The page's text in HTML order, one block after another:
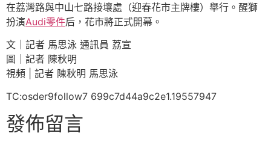
在荔灣路與中山七路接壤處（迎春花市主牌樓）舉行。醒獅
扮演Audi零件后，花市將正式開幕。
文｜記者 馬思泳 通訊員 荔宣
圖｜記者 陳秋明
視頻 | 記者 陳秋明 馬思泳
TC:osder9follow7 699c7d44a9c2e1.19557947
發佈留言